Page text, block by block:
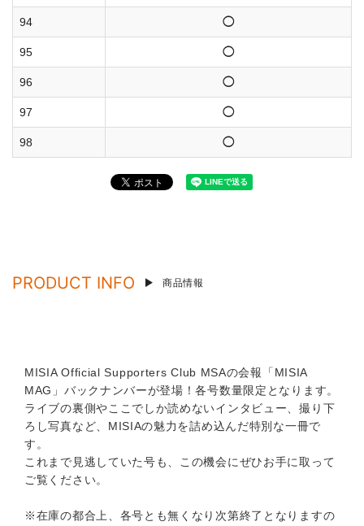
94 ◯
95 ◯
96 ◯
97 ◯
98 ◯
PRODUCT INFO 商品情報
MISIA Official Supporters Club MSAの会報「MISIA
MAG」バックナンバーが登場！各号数量限定となります。
ライブの裏側やここでしか読めないインタビュー、撮り下
ろし写真など、MISIAの魅力を詰め込んだ特別な一冊で
す。
これまで見逃していた号も、この機会にぜひお手に取って
ご覧ください。
※在庫の都合上、各号とも無くなり次第終了となりますの